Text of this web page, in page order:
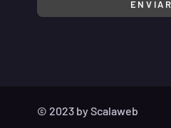
© 2023 byScalaweb